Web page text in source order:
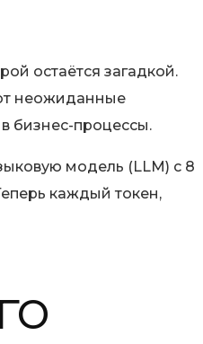
остаётся загадкой.
неожиданные
бизнес-процессы.
модель (LLM) с 8
каждый токен,